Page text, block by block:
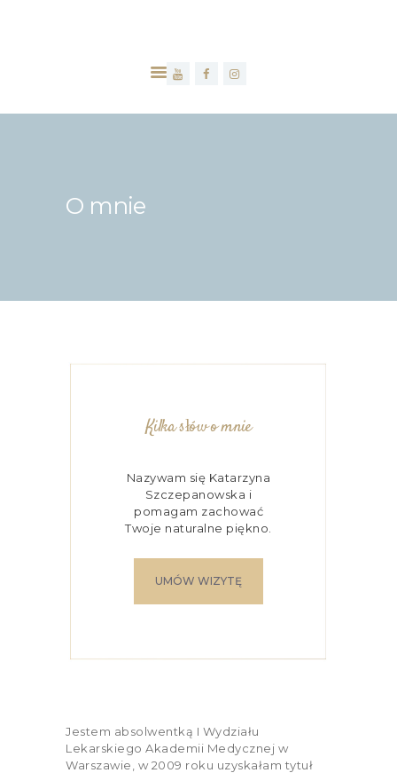
O mnie
HOME
CENNIK
AKTUALNOŚCI
Kilka słów o mnie
Nazywam się Katarzyna
Szczepanowska i
pomagam zachować
Twoje naturalne piękno.
UMÓW WIZYTĘ
Jestem absolwentką I Wydziału
Lekarskiego Akademii Medycznej w
Warszawie, w 2009 roku uzyskałam tytuł